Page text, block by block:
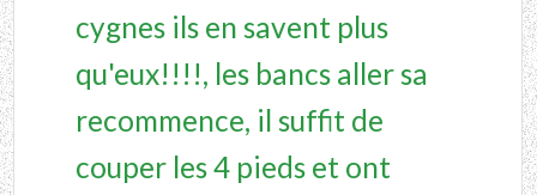
cygnes ils en savent plus
qu'eux!!!!, les bancs aller sa
recommence, il suffit de
couper les 4 pieds et ont